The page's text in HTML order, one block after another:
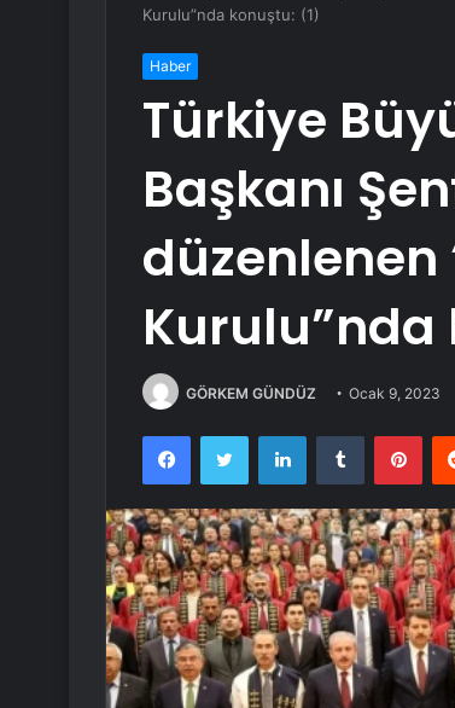
Kurulu”nda konuştu: (1)
Haber
Türkiye
Başkanı
düzenlenen
Kurulu”nda
GÖRKEM GÜNDÜZ Ocak 9, 2023
FacebookTwitter LinkedInTumblr